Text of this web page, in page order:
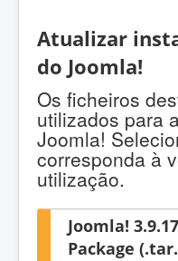
Atualizar
do Joomla!
Os ficheiros
utilizados para
Joomla!
corresponda à
utilização.
Joomla!
Package